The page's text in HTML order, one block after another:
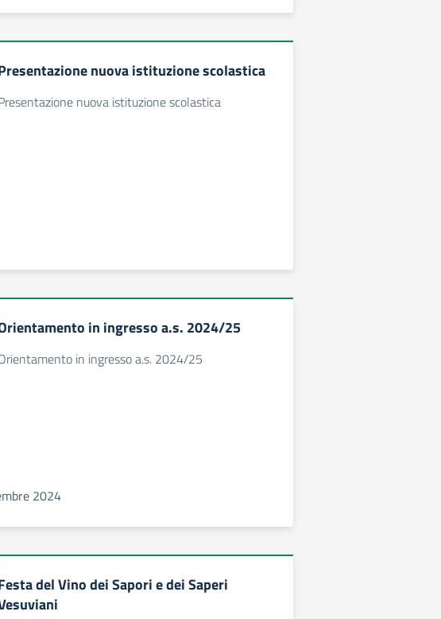
nuova istituzione scolastica
nuova istituzione scolastica
in ingresso a.s. 2024/25
in ingresso a.s. 2024/25
2024
del Vino dei Sapori e dei Saperi